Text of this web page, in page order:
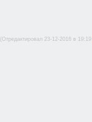
(Отредактировал 23-12-2016 в 19:19